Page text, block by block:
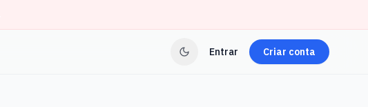
Entrar Criar conta